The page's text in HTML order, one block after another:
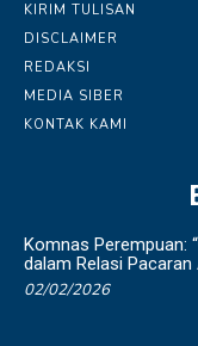
KIRIM TULISAN
DISCLAIMER
REDAKSI
MEDIA SIBER
KONTAK KAMI
Komnas Perempuan:
dalam Relasi
02/02/2026